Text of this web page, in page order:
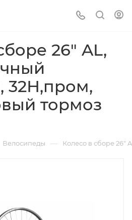
26" AL,
32Н,пром,
тормоз
Велосипеды — Колесо в сборе 26"